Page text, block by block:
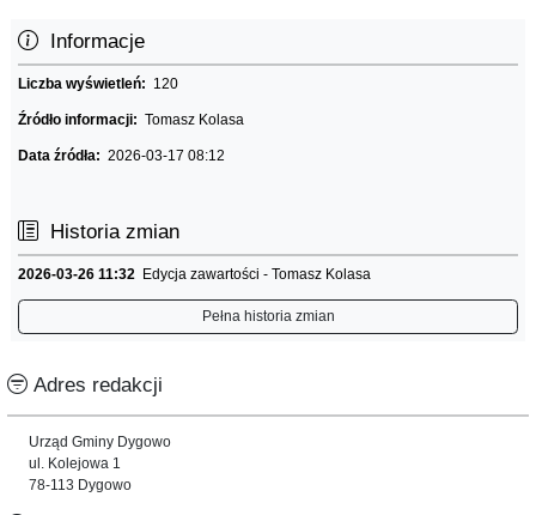
Informacje
Liczba wyświetleń: 120
Źródło informacji: Tomasz Kolasa
Data źródła: 2026-03-17 08:12
Historia zmian
2026-03-26 11:32 Edycja zawartości - Tomasz Kolasa
Pełna historia zmian
Adres redakcji
Urząd Gminy Dygowo
ul. Kolejowa 1
78-113 Dygowo